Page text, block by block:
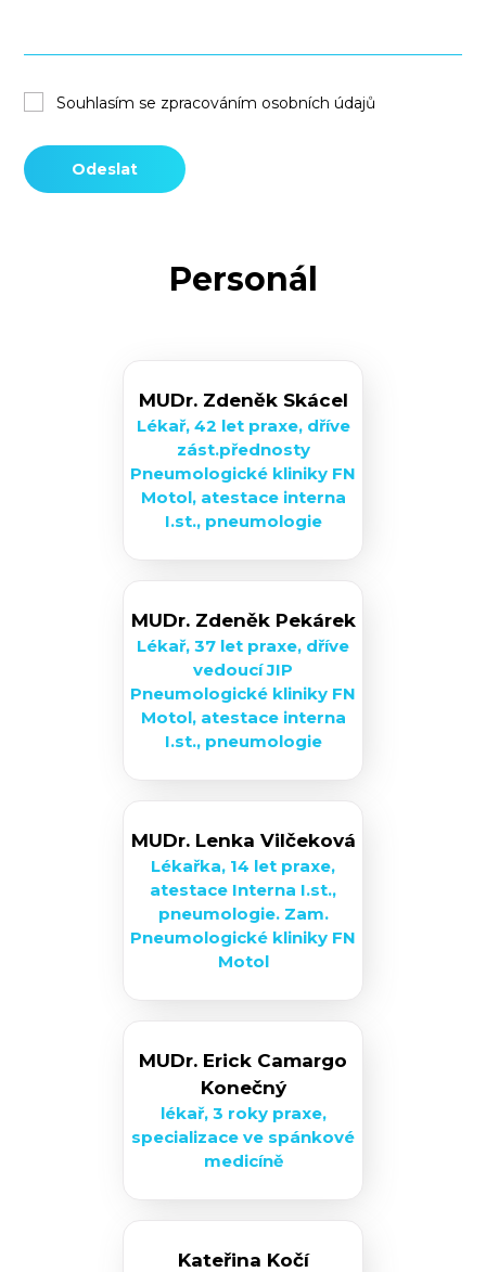
Souhlasím se zpracováním osobních údajů
Odeslat
Personál
MUDr. Zdeněk Skácel
Lékař, 42 let praxe, dříve
zást.přednosty
Pneumologické kliniky FN
Motol, atestace interna
I.st., pneumologie
MUDr. Zdeněk Pekárek
Lékař, 37 let praxe, dříve
vedoucí JIP
Pneumologické kliniky FN
Motol, atestace interna
I.st., pneumologie
MUDr. Lenka Vilčeková
Lékařka, 14 let praxe,
atestace Interna I.st.,
pneumologie. Zam.
Pneumologické kliniky FN
Motol
MUDr. Erick Camargo
Konečný
lékař, 3 roky praxe,
specializace ve spánkové
medicíně
Kateřina Kočí